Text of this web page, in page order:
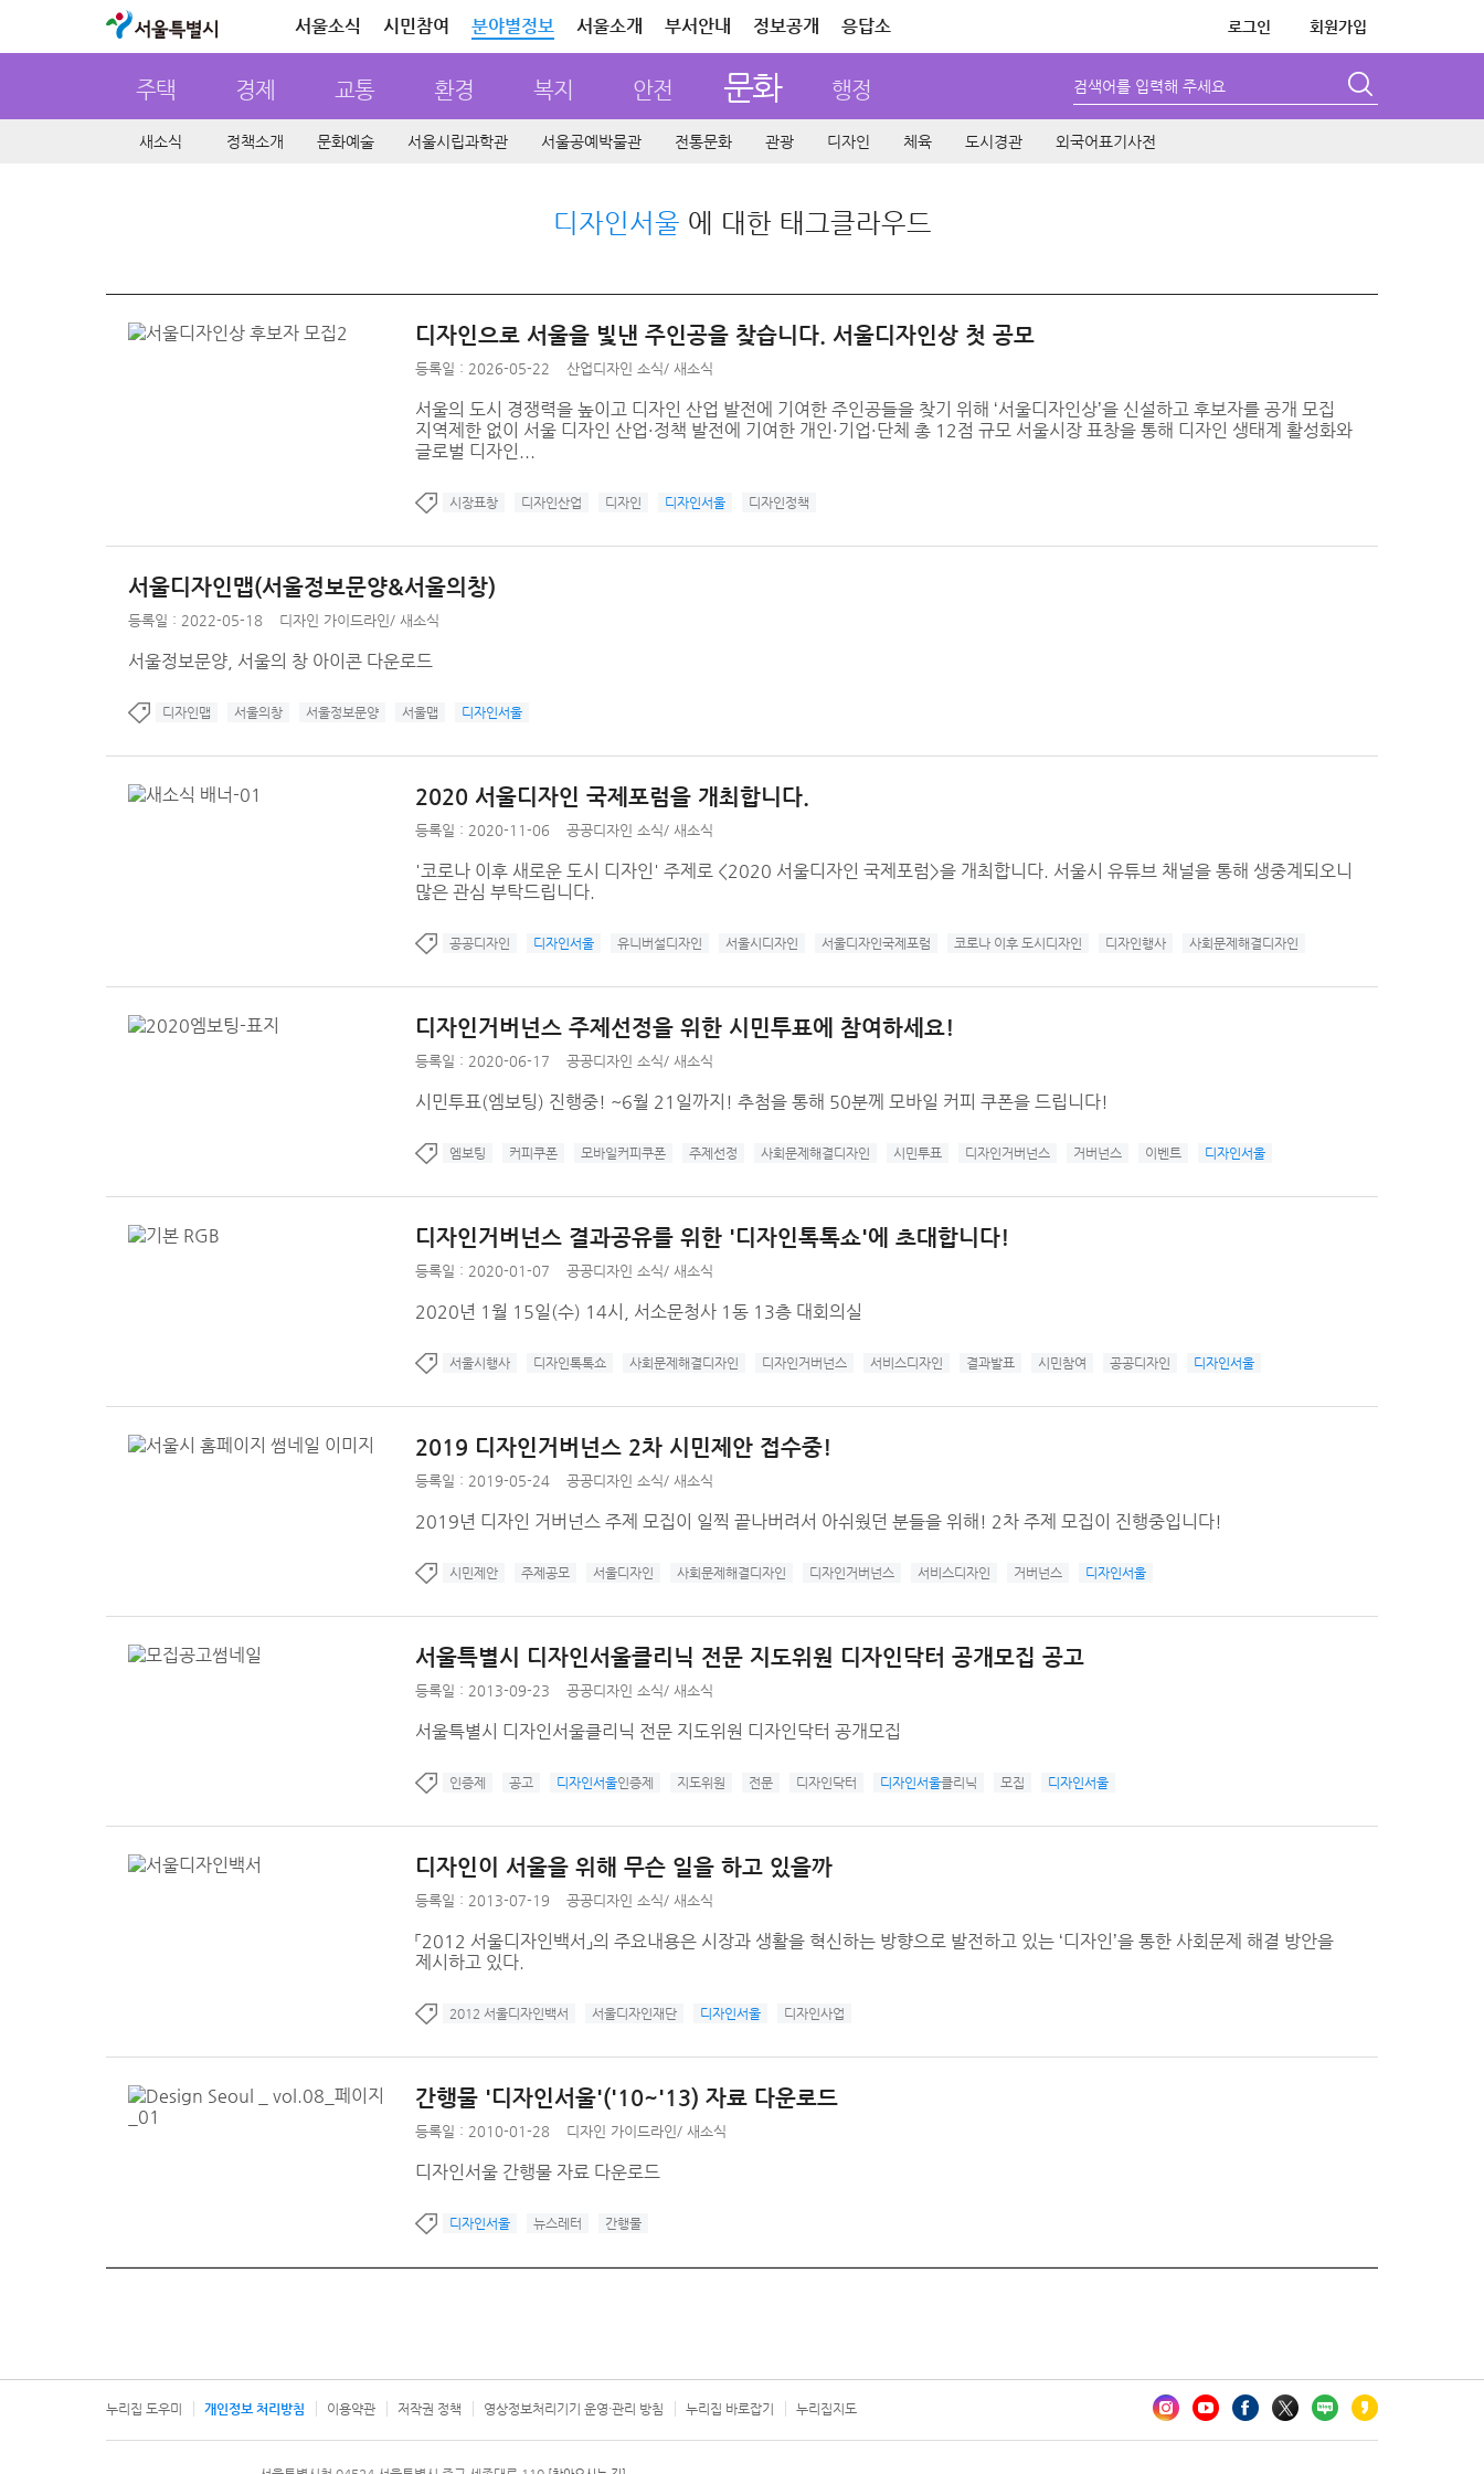
서울특별시 서울소식 시민참여 분야별정보 서울소개 부서안내 정보공개 응답소 로그인 회원가입
주택 경제 교통 환경 복지 안전 문화 행정 검색어를 입력해 주세요
새소식 정책소개 문화예술 서울시립과학관 서울공예박물관 전통문화 관광 디자인 체육 도시경관 외국어표기사전
디자인서울 에 대한 태그클라우드
디자인으로 서울을 빛낸 주인공을 찾습니다. 서울디자인상 첫 공모
등록일 : 2026-05-22 산업디자인 소식/ 새소식
서울의 도시 경쟁력을 높이고 디자인 산업 발전에 기여한 주인공들을 찾기 위해 ‘서울디자인상’을 신설하고 후보자를 공개 모집
지역제한 없이 서울 디자인 산업·정책 발전에 기여한 개인·기업·단체 총 12점 규모 서울시장 표창을 통해 디자인 생태계 활성화와
글로벌 디자인...
시장표창 디자인산업 디자인 디자인서울 디자인정책
서울디자인맵(서울정보문양&서울의창)
등록일 : 2022-05-18 디자인 가이드라인/ 새소식
서울정보문양, 서울의 창 아이콘 다운로드
디자인맵 서울의창 서울정보문양 서울맵 디자인서울
2020 서울디자인 국제포럼을 개최합니다.
등록일 : 2020-11-06 공공디자인 소식/ 새소식
'코로나 이후 새로운 도시 디자인' 주제로 <2020 서울디자인 국제포럼>을 개최합니다. 서울시 유튜브 채널을 통해 생중계되오니
많은 관심 부탁드립니다.
공공디자인 디자인서울 유니버설디자인 서울시디자인 서울디자인국제포럼 코로나 이후 도시디자인 디자인행사 사회문제해결디자인
디자인거버넌스 주제선정을 위한 시민투표에 참여하세요!
등록일 : 2020-06-17 공공디자인 소식/ 새소식
시민투표(엠보팅) 진행중! ~6월 21일까지! 추첨을 통해 50분께 모바일 커피 쿠폰을 드립니다!
엠보팅 커피쿠폰 모바일커피쿠폰 주제선정 사회문제해결디자인 시민투표 디자인거버넌스 거버넌스 이벤트 디자인서울
디자인거버넌스 결과공유를 위한 '디자인톡톡쇼'에 초대합니다!
등록일 : 2020-01-07 공공디자인 소식/ 새소식
2020년 1월 15일(수) 14시, 서소문청사 1동 13층 대회의실
서울시행사 디자인톡톡쇼 사회문제해결디자인 디자인거버넌스 서비스디자인 결과발표 시민참여 공공디자인 디자인서울
2019 디자인거버넌스 2차 시민제안 접수중!
등록일 : 2019-05-24 공공디자인 소식/ 새소식
2019년 디자인 거버넌스 주제 모집이 일찍 끝나버려서 아쉬웠던 분들을 위해! 2차 주제 모집이 진행중입니다!
시민제안 주제공모 서울디자인 사회문제해결디자인 디자인거버넌스 서비스디자인 거버넌스 디자인서울
서울특별시 디자인서울클리닉 전문 지도위원 디자인닥터 공개모집 공고
등록일 : 2013-09-23 공공디자인 소식/ 새소식
서울특별시 디자인서울클리닉 전문 지도위원 디자인닥터 공개모집
인증제 공고 디자인서울인증제 지도위원 전문 디자인닥터 디자인서울클리닉 모집 디자인서울
디자인이 서울을 위해 무슨 일을 하고 있을까
등록일 : 2013-07-19 공공디자인 소식/ 새소식
「2012 서울디자인백서」의 주요내용은 시장과 생활을 혁신하는 방향으로 발전하고 있는 ‘디자인’을 통한 사회문제 해결 방안을
제시하고 있다.
2012 서울디자인백서 서울디자인재단 디자인서울 디자인사업
간행물 '디자인서울'('10~'13) 자료 다운로드
등록일 : 2010-01-28 디자인 가이드라인/ 새소식
디자인서울 간행물 자료 다운로드
디자인서울 뉴스레터 간행물
누리집 도우미 개인정보 처리방침 이용약관 저작권 정책 영상정보처리기기 운영·관리 방침 누리집 바로잡기 누리집지도